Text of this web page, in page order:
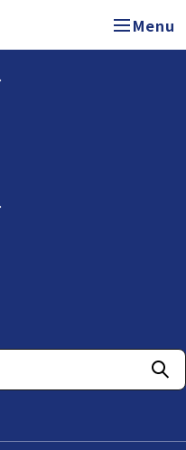
Menu